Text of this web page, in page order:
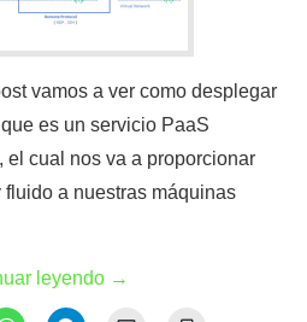
vamos a ver como desplegar
es un servicio PaaS
el cual nos va a proporcionar
a nuestras máquinas
leyendo →